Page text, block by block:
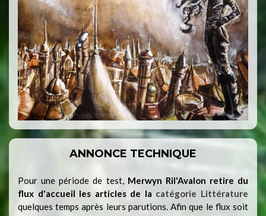
ANNONCE TECHNIQUE
Pour une période de test,Merwyn Ril'Avalon retire du
flux d'accueil les articles de la catégorie Littérature
quelques temps après leurs parutions. Afin que le flux soit